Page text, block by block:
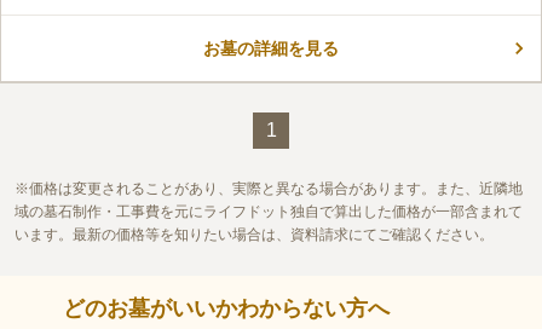
お墓の詳細を見る
1
価格は変更されることがあり、実際と異なる場合があります。また、近隣地
域の墓石制作・工事費を元にライフドット独自で算出した価格が一部含まれて
います。最新の価格等を知りたい場合は、資料請求にてご確認ください。
どのお墓がいいかわからない方へ